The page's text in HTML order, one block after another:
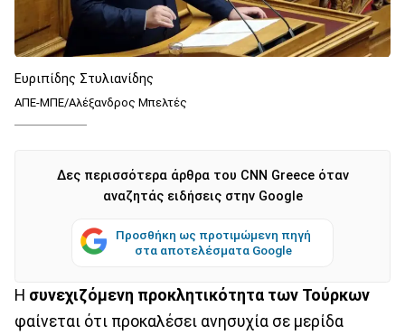
Ευριπίδης Στυλιανίδης
ΑΠΕ-ΜΠΕ/Αλέξανδρος Μπελτές
Δες περισσότερα άρθρα του CNN Greece όταν
αναζητάς ειδήσεις στην Google
Προσθήκη ως προτιμώμενη πηγή
στα αποτελέσματα Google
Η συνεχιζόμενη προκλητικότητα των Τούρκων
φαίνεται ότι προκαλέσει ανησυχία σε μερίδα